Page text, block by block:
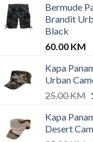
Bermude
Brandit
Black
60.00 KM
Kapa
Urban
25.00KM
Kapa
Desert